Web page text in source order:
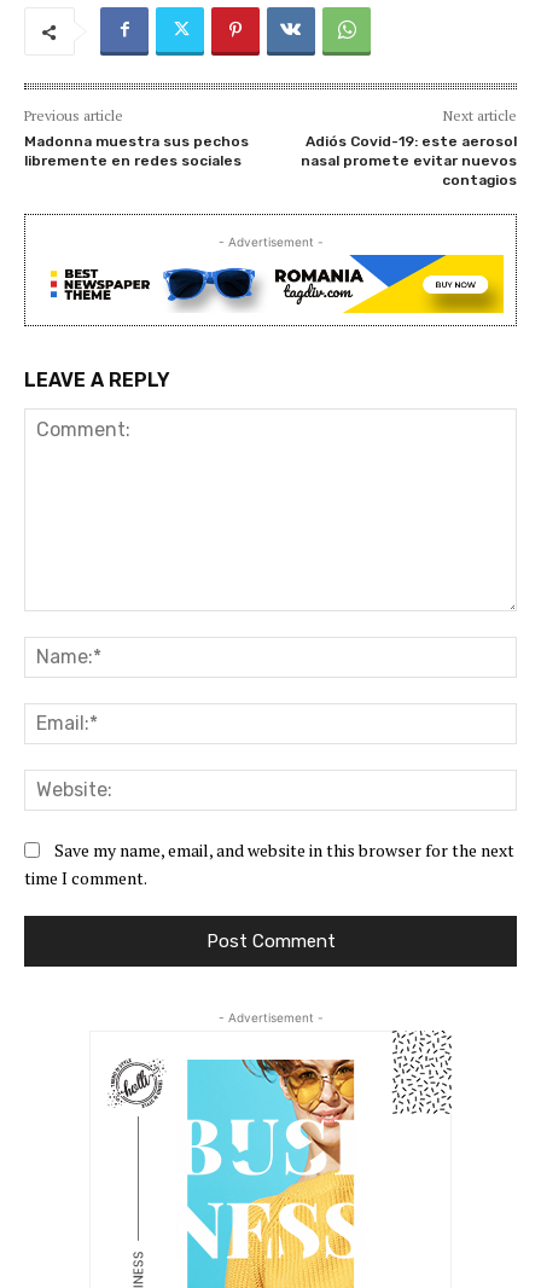
Previous article
Madonna muestra sus pechos
libremente en redes sociales
Next article
Adiós Covid-19: este aerosol
nasal promete evitar nuevos
contagios
- Advertisement -
LEAVE A REPLY
Save my name, email, and website in this browser for the next
time I comment.
- Advertisement -